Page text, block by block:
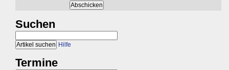
Suchen
Hilfe
Termine